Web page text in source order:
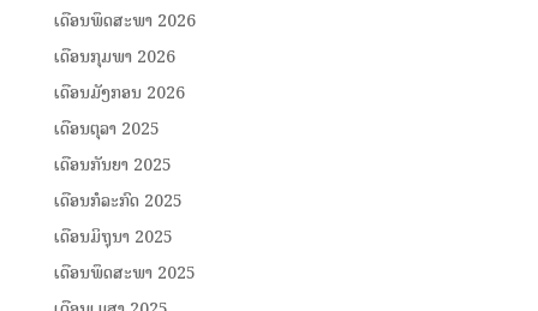
ເດືອນພຶດສະພາ 2026
ເດືອນກຸມພາ 2026
ເດືອນມັງກອນ 2026
ເດືອນຕຸລາ 2025
ເດືອນກັນຍາ 2025
ເດືອນກໍລະກົດ 2025
ເດືອນມິຖຸນາ 2025
ເດືອນພຶດສະພາ 2025